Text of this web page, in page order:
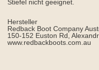
Stiefel nicht geeignet.
Hersteller
Redback Boot Company
150-152 Euston Rd,
www.redbackboots.com.au